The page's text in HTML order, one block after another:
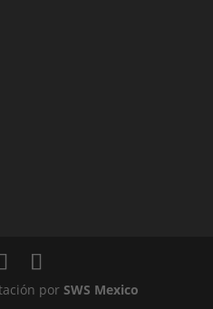
porSWS Mexico